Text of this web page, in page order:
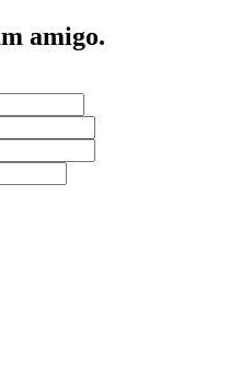
amigo.